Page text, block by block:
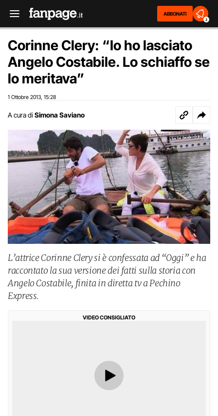
ABBONATI
2
Corinne Clery: “Io ho lasciato
Angelo Costabile. Lo schiaffo se
lo meritava”
1 Ottobre 2013 15:28
A cura di Simona Saviano
L’attrice Corinne Clery si è confessata ad “Oggi” e ha
raccontato la sua versione dei fatti sulla storia con
Angelo Costabile, finita in diretta tv a Pechino
Express.
VIDEO CONSIGLIATO